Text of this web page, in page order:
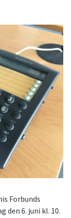
Forbunds
den 6. juni kl. 10.